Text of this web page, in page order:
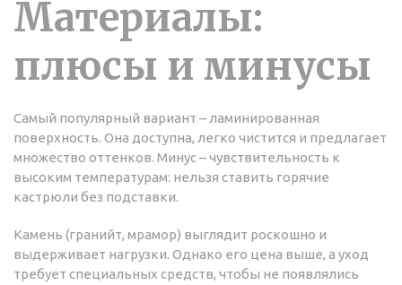
Материалы:
плюсы и минусы
Самый популярный вариант – ламинированная
поверхность. Она доступна, легко чистится и предлагает
множество оттенков. Минус – чувствительность к
высоким температурам: нельзя ставить горячие
кастрюли без подставки.
Камень (гранийт, мрамор) выглядит роскошно и
выдерживает нагрузки. Однако его цена выше, а уход
требует специальных средств, чтобы не появлялись